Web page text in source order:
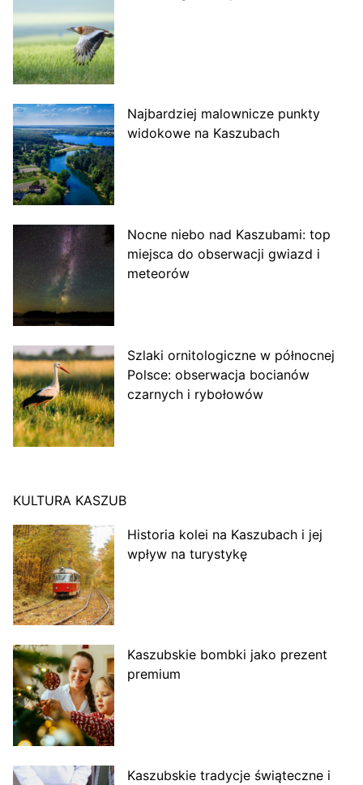
Najbardziej malownicze punkty
widokowe na Kaszubach
Nocne niebo nad Kaszubami: top
miejsca do obserwacji gwiazd i
meteorów
Szlaki ornitologiczne w północnej
Polsce: obserwacja bocianów
czarnych i rybołowów
KULTURA KASZUB
Historia kolei na Kaszubach i jej
wpływ na turystykę
Kaszubskie bombki jako prezent
premium
Kaszubskie tradycje świąteczne i